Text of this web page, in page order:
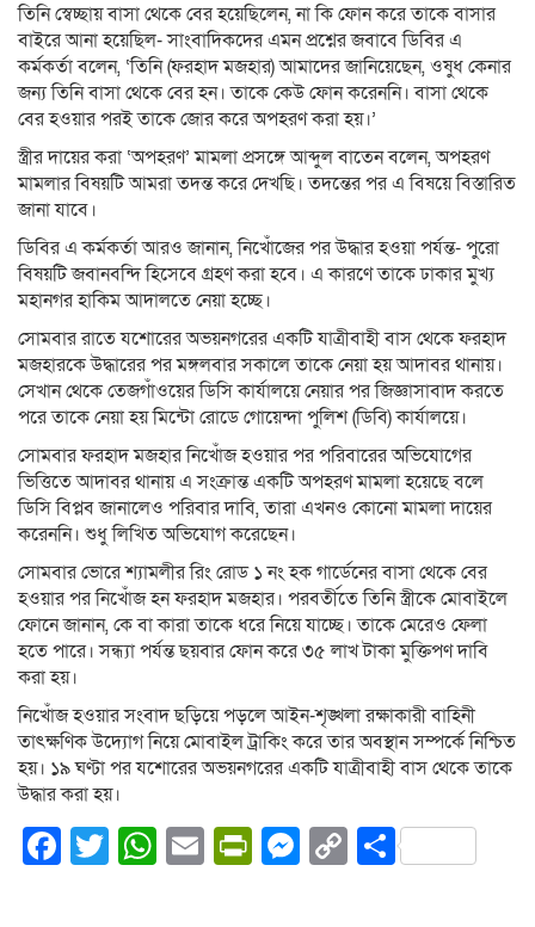
তিনি স্বেচ্ছায় বাসা থেকে বের হয়েছিলেন, না কি ফোন করে তাকে বাসার
বাইরে আনা হয়েছিল- সাংবাদিকদের এমন প্রশ্নের জবাবে ডিবির এ
কর্মকর্তা বলেন, ‘তিনি (ফরহাদ মজহার) আমাদের জানিয়েছেন, ওষুধ কেনার
জন্য তিনি বাসা থেকে বের হন। তাকে কেউ ফোন করেননি। বাসা থেকে
বের হওয়ার পরই তাকে জোর করে অপহরণ করা হয়।’
স্ত্রীর দায়ের করা ‘অপহরণ’ মামলা প্রসঙ্গে আব্দুল বাতেন বলেন, অপহরণ
মামলার বিষয়টি আমরা তদন্ত করে দেখছি। তদন্তের পর এ বিষয়ে বিস্তারিত
জানা যাবে।
ডিবির এ কর্মকর্তা আরও জানান, নিখোঁজের পর উদ্ধার হওয়া পর্যন্ত- পুরো
বিষয়টি জবানবন্দি হিসেবে গ্রহণ করা হবে। এ কারণে তাকে ঢাকার মুখ্য
মহানগর হাকিম আদালতে নেয়া হচ্ছে।
সোমবার রাতে যশোরের অভয়নগরের একটি যাত্রীবাহী বাস থেকে ফরহাদ
মজহারকে উদ্ধারের পর মঙ্গলবার সকালে তাকে নেয়া হয় আদাবর থানায়।
সেখান থেকে তেজগাঁওয়ের ডিসি কার্যালয়ে নেয়ার পর জিজ্ঞাসাবাদ করতে
পরে তাকে নেয়া হয় মিন্টো রোডে গোয়েন্দা পুলিশ (ডিবি) কার্যালয়ে।
সোমবার ফরহাদ মজহার নিখোঁজ হওয়ার পর পরিবারের অভিযোগের
ভিত্তিতে আদাবর থানায় এ সংক্রান্ত একটি অপহরণ মামলা হয়েছে বলে
ডিসি বিপ্লব জানালেও পরিবার দাবি, তারা এখনও কোনো মামলা দায়ের
করেননি। শুধু লিখিত অভিযোগ করেছেন।
সোমবার ভোরে শ্যামলীর রিং রোড ১ নং হক গার্ডেনের বাসা থেকে বের
হওয়ার পর নিখোঁজ হন ফরহাদ মজহার। পরবর্তীতে তিনি স্ত্রীকে মোবাইলে
ফোনে জানান, কে বা কারা তাকে ধরে নিয়ে যাচ্ছে। তাকে মেরেও ফেলা
হতে পারে। সন্ধ্যা পর্যন্ত ছয়বার ফোন করে ৩৫ লাখ টাকা মুক্তিপণ দাবি
করা হয়।
নিখোঁজ হওয়ার সংবাদ ছড়িয়ে পড়লে আইন-শৃঙ্খলা রক্ষাকারী বাহিনী
তাৎক্ষণিক উদ্যোগ নিয়ে মোবাইল ট্রাকিং করে তার অবস্থান সম্পর্কে নিশ্চিত
হয়। ১৯ ঘণ্টা পর যশোরের অভয়নগরের একটি যাত্রীবাহী বাস থেকে তাকে
উদ্ধার করা হয়।
Facebook
Twitter
WhatsApp
EmailPrintFriendly
Messenger
CopyShare